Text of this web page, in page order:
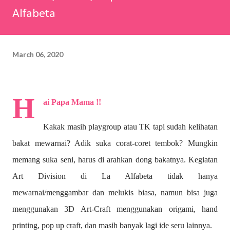
Alfabeta
March 06, 2020
H ai Papa Mama !!
Kakak masih playgroup atau TK tapi sudah kelihatan
bakat mewarnai? Adik suka corat-coret tembok? Mungkin
memang suka seni, harus di arahkan dong bakatnya. Kegiatan
Art Division di La Alfabeta tidak hanya
mewarnai/menggambar dan melukis biasa, namun bisa juga
menggunakan 3D Art-Craft menggunakan origami, hand
printing, pop up craft, dan masih banyak lagi ide seru lainnya.